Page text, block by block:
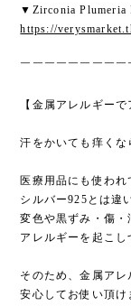
▼Zirconia Plumeria
https://
￣￣￣￣￣￣￣￣
【金属アレルギー
汗をかいても痒くな
医療用品にも使わ
シルバー925とは違
変色や黒ずみ・傷・
アレルギーを起こし
そのため、金属アレ
安心してお使い頂け